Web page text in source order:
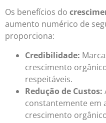
Os benefícios do
aumento numérico de
proporciona:
Credibilidade:
crescimento
respeitáveis.
Redução de Custos:
constantemente em
crescimento